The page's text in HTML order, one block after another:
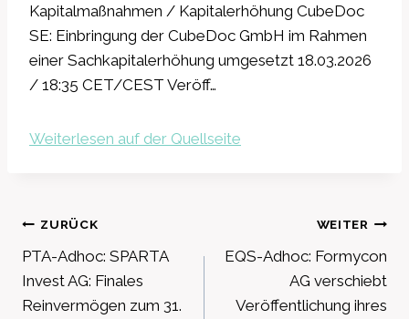
Kapitalmaßnahmen / Kapitalerhöhung CubeDoc
SE: Einbringung der CubeDoc GmbH im Rahmen
einer Sachkapitalerhöhung umgesetzt 18.03.2026
/ 18:35 CET/CEST Veröff…
Weiterlesen auf der Quellseite
Beitragsnavigation
ZURÜCK
PTA-Adhoc: SPARTA
Invest AG: Finales
Reinvermögen zum 31.
WEITER
EQS-Adhoc: Formycon
AG verschiebt
Veröffentlichung ihres